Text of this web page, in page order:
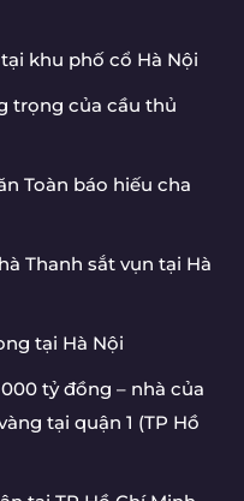
khu phố cổ Hà Nội
trọng của cầu thủ
Toàn báo hiếu cha
Thanh sắt vụn tại Hà
tại Hà Nội
tỷ đồng – nhà của
tại quận 1 (TP Hồ